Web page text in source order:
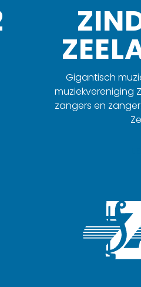
Gigantisch
muziekvereniging
zangers en